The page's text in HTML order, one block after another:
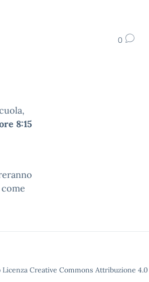
0
8:15
Creative Commons Attribuzione